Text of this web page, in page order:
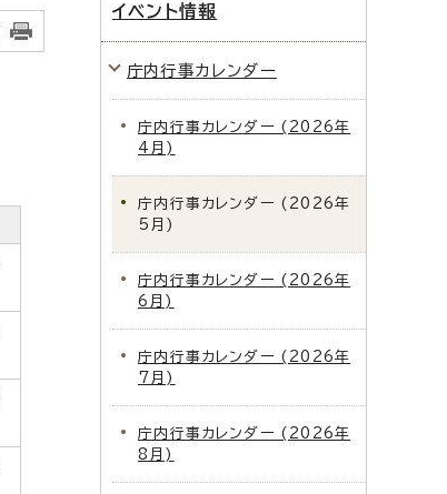
イベント情報
庁内行事カレンダー
庁内行事カレンダー (2026年
4月)
庁内行事カレンダー (2026年
5月)
庁内行事カレンダー (2026年
6月)
庁内行事カレンダー (2026年
7月)
庁内行事カレンダー (2026年
8月)